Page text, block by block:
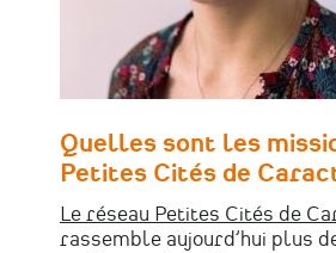
Quelles sont les
Petites Cités de
Le réseau Petites Cités de
rassemble aujourd’hui plus